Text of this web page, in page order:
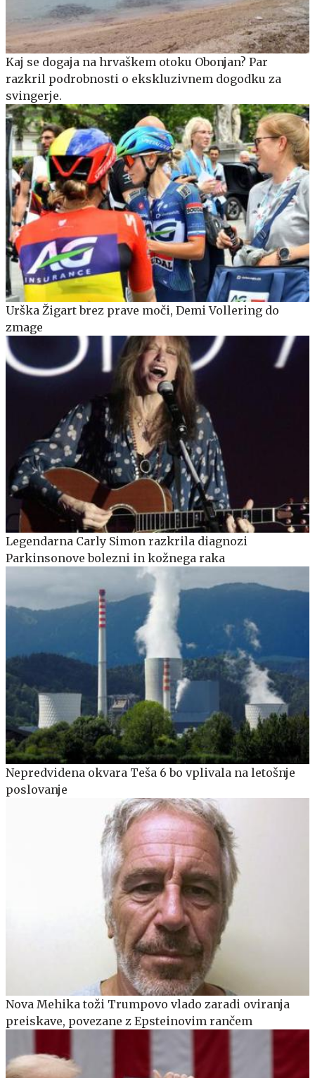
Kaj se dogaja na hrvaškem otoku Obonjan? Par
razkril podrobnosti o ekskluzivnem dogodku za
svingerje.
Urška Žigart brez prave moči, Demi Vollering do
zmage
Legendarna Carly Simon razkrila diagnozi
Parkinsonove bolezni in kožnega raka
Nepredvidena okvara Teša 6 bo vplivala na letošnje
poslovanje
Nova Mehika toži Trumpovo vlado zaradi oviranja
preiskave, povezane z Epsteinovim rančem